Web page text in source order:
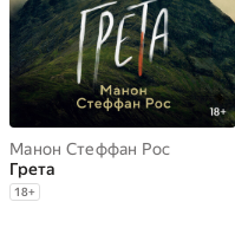
Манон Стеффан Рос
Грета
18+